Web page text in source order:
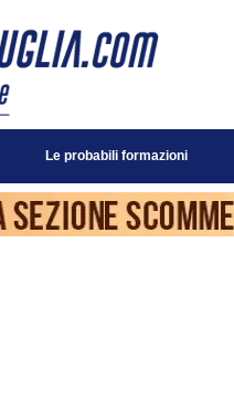
Le probabili formazioni